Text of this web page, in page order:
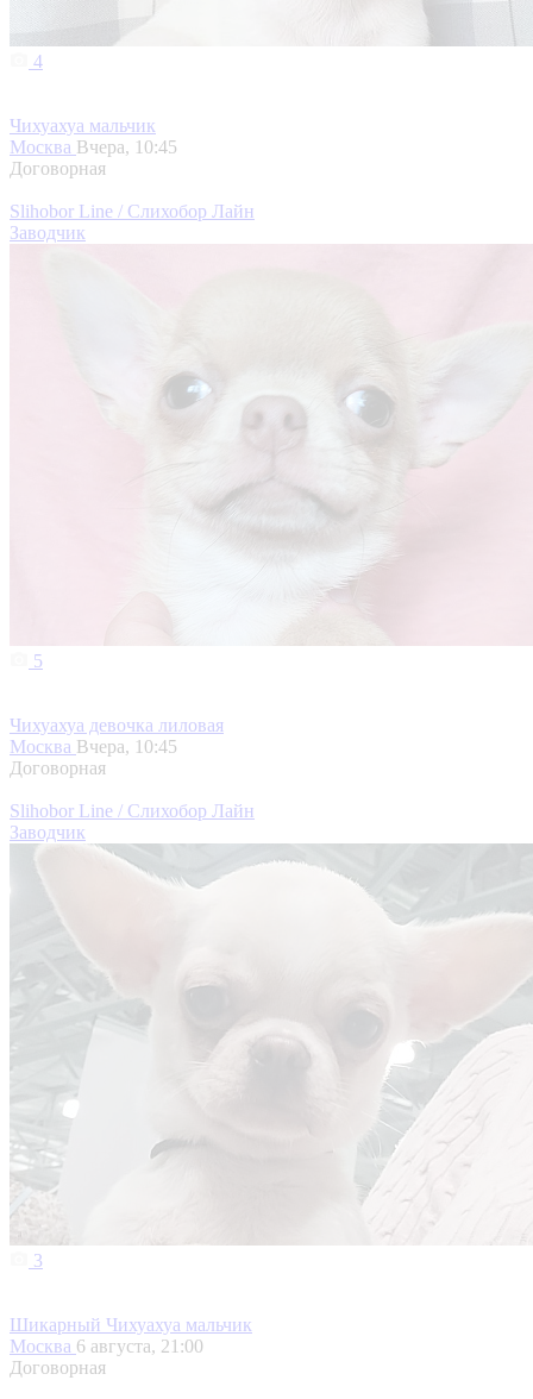
4
Чихуахуа мальчик
Москва Вчера, 10:45
Договорная
Slihobor Line / Слихобор Лайн
Заводчик
5
Чихуахуа девочка лиловая
Москва Вчера, 10:45
Договорная
Slihobor Line / Слихобор Лайн
Заводчик
3
Шикарный Чихуахуа мальчик
Москва 6 августа, 21:00
Договорная